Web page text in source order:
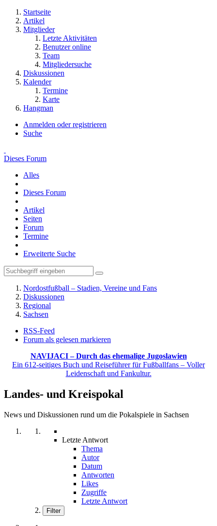
Startseite
Artikel
Mitglieder
Letzte Aktivitäten
Benutzer online
Team
Mitgliedersuche
Diskussionen
Kalender
Termine
Karte
Hangman
Anmelden oder registrieren
Suche
Dieses Forum
Alles
Dieses Forum
Artikel
Seiten
Forum
Termine
Erweiterte Suche
Nordostfußball – Stadien, Vereine und Fans
Diskussionen
Regional
Sachsen
RSS-Feed
Forum als gelesen markieren
NAVIJACI – Durch das ehemalige Jugoslawien
Ein 612-seitiges Buch und Reiseführer für Fußballfans – Voller
Leidenschaft und Fankultur.
Landes- und Kreispokal
News und Diskussionen rund um die Pokalspiele in Sachsen
Letzte Antwort
Thema
Autor
Datum
Antworten
Likes
Zugriffe
Letzte Antwort
Filter